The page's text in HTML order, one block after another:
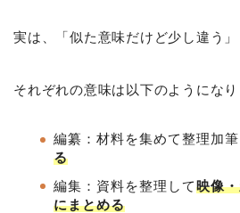
実は、「似た意味だけど少し違う」
それぞれの意味は以下のようになり
編纂：材料を集めて整理加
る
編集：資料を整理して映像
にまとめる